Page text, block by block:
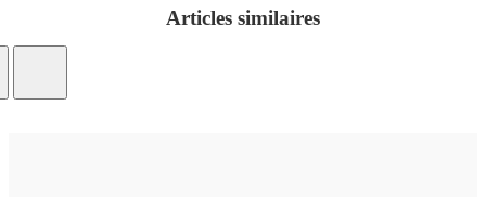
Articles similaires